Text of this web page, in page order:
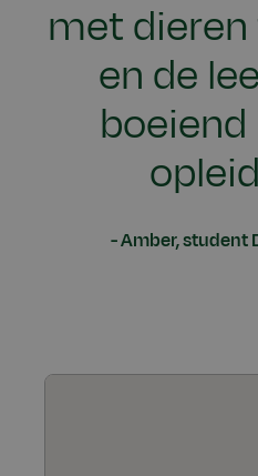
met
en de
Amber, student